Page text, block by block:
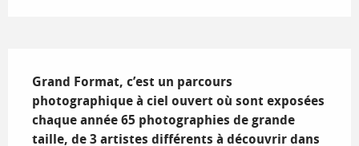
Grand Format, c’est un parcours
photographique à ciel ouvert où sont exposées
chaque année 65 photographies de grande
taille, de 3 artistes différents à découvrir dans